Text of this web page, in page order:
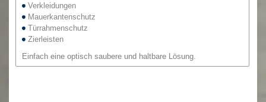
Verkleidungen
Mauerkantenschutz
Türrahmenschutz
Zierleisten
Einfach eine optisch saubere und haltbare Lösung.